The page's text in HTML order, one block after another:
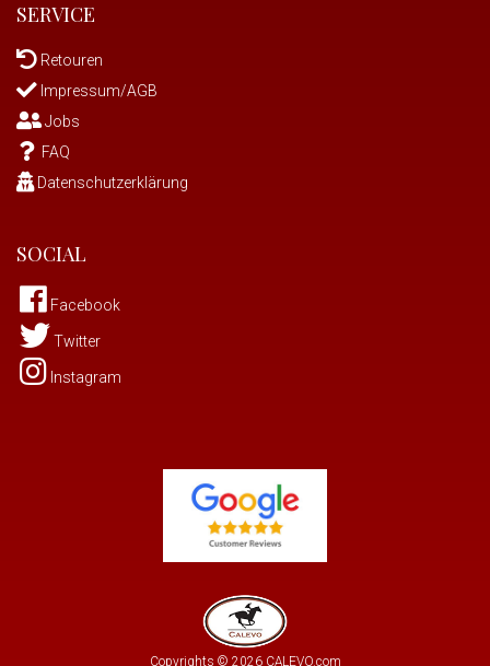
SERVICE
Retouren
Impressum/AGB
Jobs
FAQ
Datenschutzerklärung
SOCIAL
Facebook
Twitter
Instagram
Copyrights © 2026 CALEVO.com